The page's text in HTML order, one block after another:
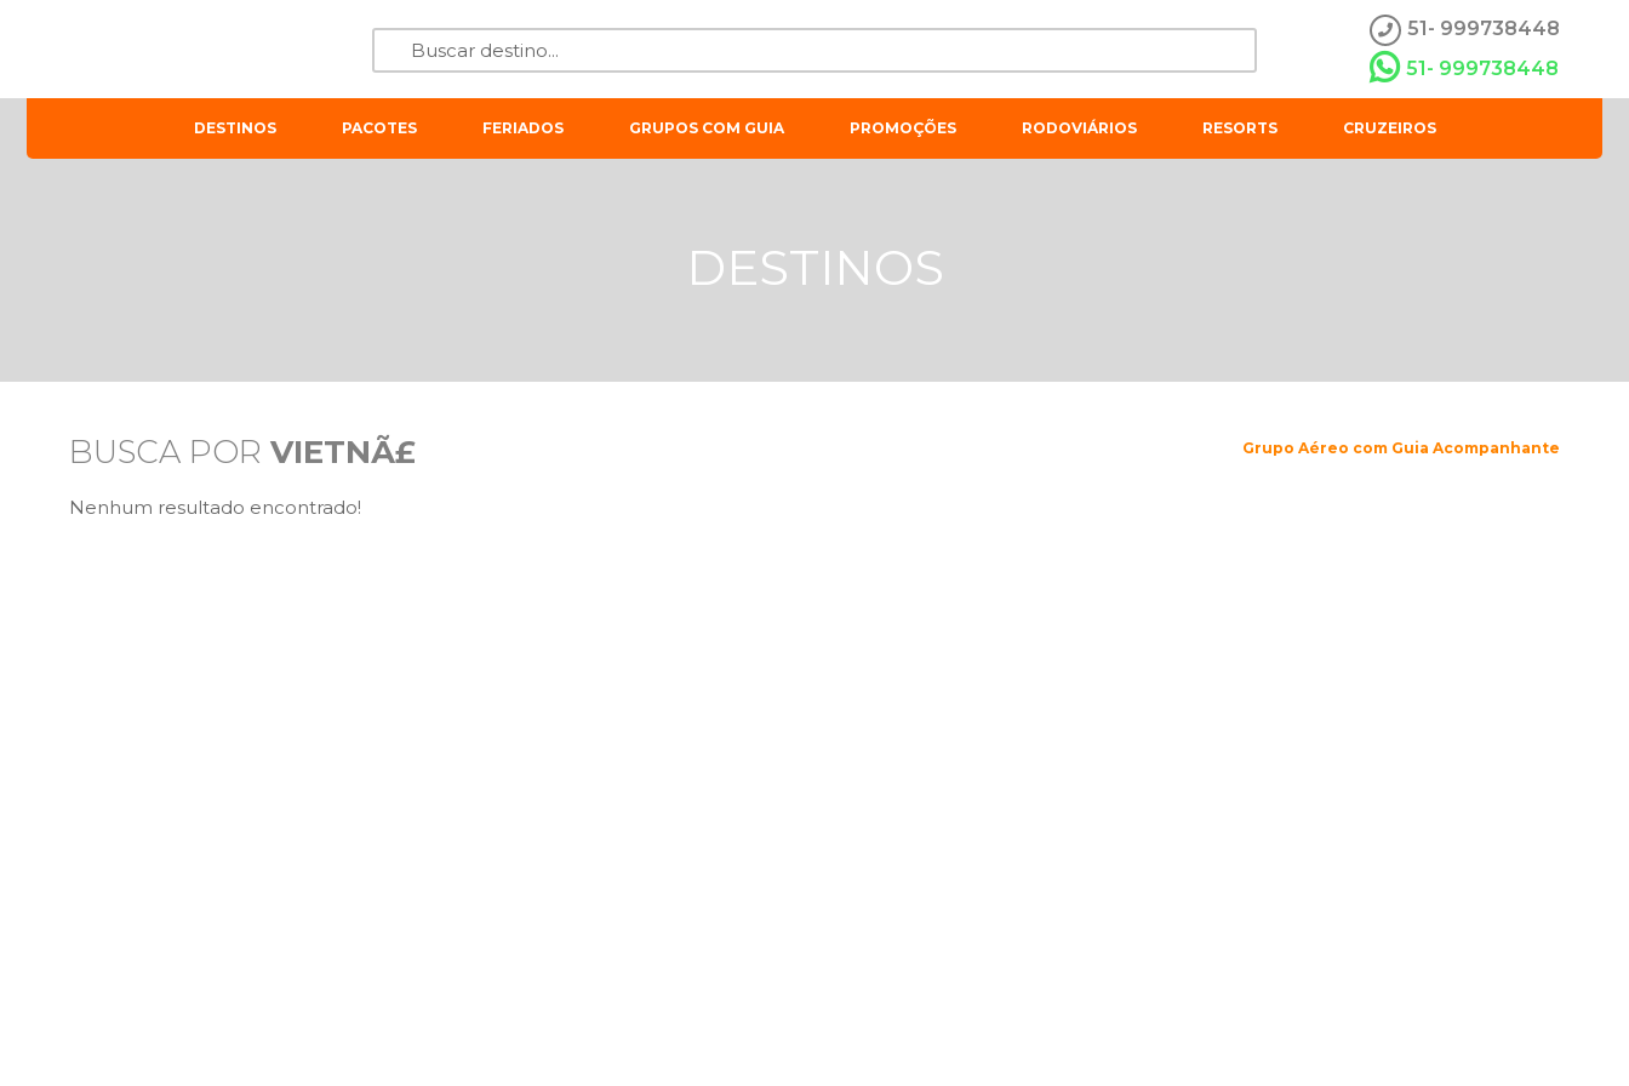
51- 999738448
51- 999738448
DESTINOS PACOTES FERIADOS GRUPOS COM GUIA PROMOÇÕES RODOVIÁRIOS RESORTS CRUZEIROS
DESTINOS
BUSCA POR VIETNÃ£ Grupo Aéreo com Guia Acompanhante
Nenhum resultado encontrado!